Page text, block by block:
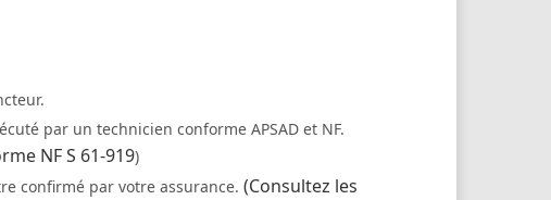
par un technicien conforme APSAD et NF.
NF S 61-919)
confirmé par votre assurance. (Consultez les